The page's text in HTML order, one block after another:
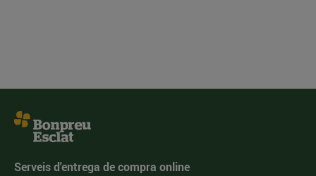
Serveis d'entrega de compra online